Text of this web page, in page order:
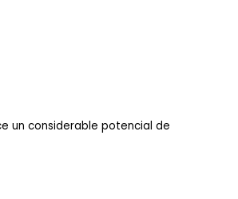
un considerable potencial de